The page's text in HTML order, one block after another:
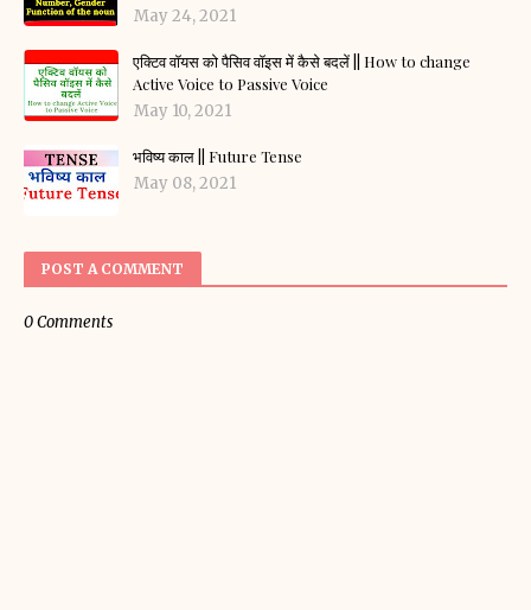
May 24, 2021
एक्टिव वॉयस को पैसिव वॉइस में कैसे बदलें || How to change
Active Voice to Passive Voice
May 10, 2021
भविष्य काल || Future Tense
May 08, 2021
POST A COMMENT
0 Comments